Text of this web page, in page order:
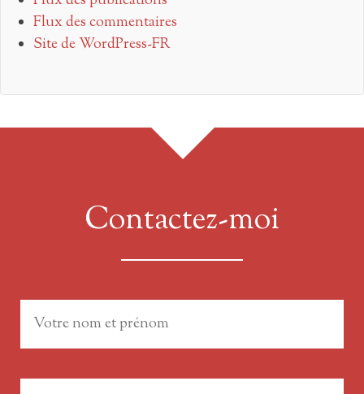
Flux des commentaires
Site de WordPress-FR
Contactez-moi